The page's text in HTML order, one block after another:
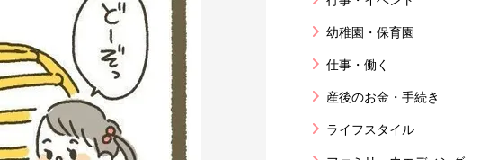
幼稚園・保育園
仕事・働く
産後のお金・手続き
ライフスタイル